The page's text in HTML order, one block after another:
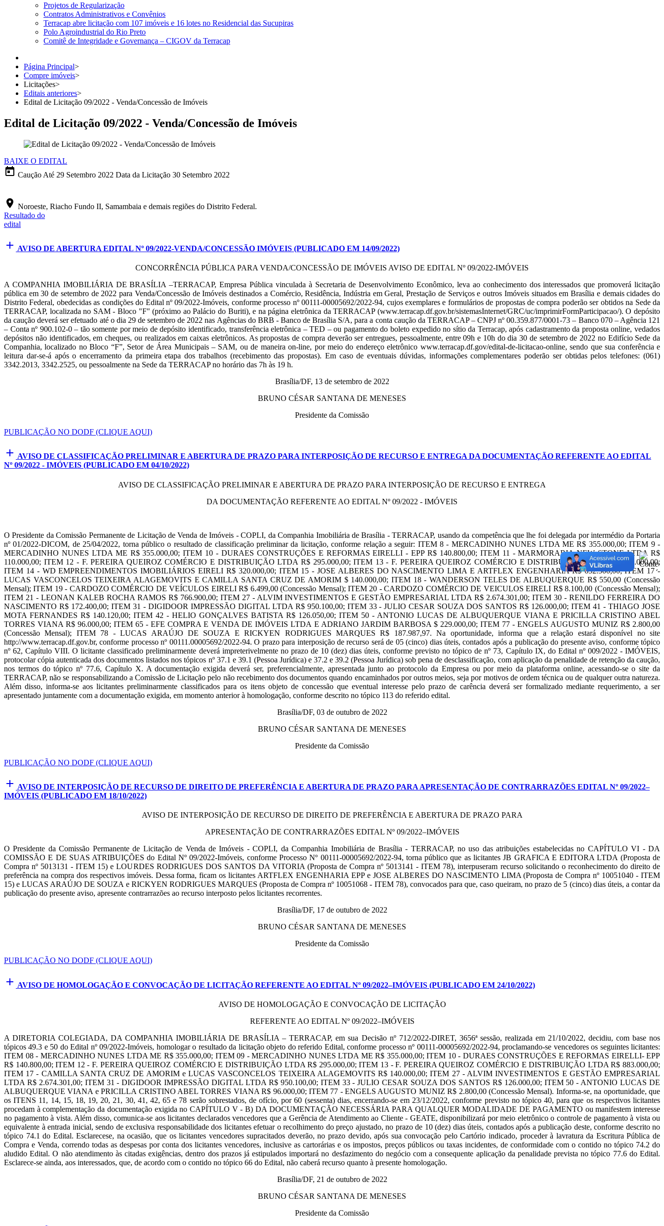
Projetos de Regularização
Contratos Administrativos e Convênios
Terracap abre licitação com 107 imóveis e 16 lotes no Residencial das Sucupiras
Polo Agroindustrial do Rio Preto
Comitê de Integridade e Governança – CIGOV da Terracap
Página Principal>
Compre imóveis>
Licitações>
Editais anteriores>
Edital de Licitação 09/2022 - Venda/Concessão de Imóveis
Edital de Licitação 09/2022 - Venda/Concessão de Imóveis
BAIXE O EDITAL
today Caução Até 29 Setembro 2022 Data da Licitação 30 Setembro 2022
location_on Noroeste, Riacho Fundo II, Samambaia e demais regiões do Distrito Federal.
Resultado do
edital
add AVISO DE ABERTURA EDITAL Nº 09/2022-VENDA/CONCESSÃO IMÓVEIS (PUBLICADO EM 14/09/2022)
CONCORRÊNCIA PÚBLICA PARA VENDA/CONCESSÃO DE IMÓVEIS AVISO DE EDITAL Nº 09/2022-IMÓVEIS
A COMPANHIA IMOBILIÁRIA DE BRASÍLIA –TERRACAP, Empresa Pública vinculada à Secretaria de Desenvolvimento Econômico, leva ao conhecimento dos interessados que promoverá licitação
pública em 30 de setembro de 2022 para Venda/Concessão de Imóveis destinados a Comércio, Residência, Indústria em Geral, Prestação de Serviços e outros Imóveis situados em Brasília e demais cidades do
Distrito Federal, obedecidas as condições do Edital nº 09/2022-Imóveis, conforme processo nº 00111-00005692/2022-94, cujos exemplares e formulários de propostas de compra poderão ser obtidos na Sede da
TERRACAP, localizada no SAM - Bloco "F" (próximo ao Palácio do Buriti), e na página eletrônica da TERRACAP (www.terracap.df.gov.br/sistemasInternet/GRC/uc/imprimirFormParticipacao/). O depósito
da caução deverá ser efetuado até o dia 29 de setembro de 2022 nas Agências do BRB - Banco de Brasília S/A, para a conta caução da TERRACAP – CNPJ nº 00.359.877/0001-73 – Banco 070 – Agência 121
– Conta nº 900.102-0 – tão somente por meio de depósito identificado, transferência eletrônica – TED – ou pagamento do boleto expedido no sítio da Terracap, após cadastramento da proposta online, vedados
depósitos não identificados, em cheques, ou realizados em caixas eletrônicos. As propostas de compra deverão ser entregues, pessoalmente, entre 09h e 10h do dia 30 de setembro de 2022 no Edifício Sede da
Companhia, localizado no Bloco “F”, Setor de Área Municipais – SAM, ou de maneira on-line, por meio do endereço eletrônico www.terracap.df.gov/edital-de-licitacao-online, sendo que sua conferência e
leitura dar-se-á após o encerramento da primeira etapa dos trabalhos (recebimento das propostas). Em caso de eventuais dúvidas, informações complementares poderão ser obtidas pelos telefones: (061)
3342.2013, 3342.2525, ou pessoalmente na Sede da TERRACAP no horário das 7h às 19 h.
Brasília/DF, 13 de setembro de 2022
BRUNO CÉSAR SANTANA DE MENESES
Presidente da Comissão
PUBLICAÇÃO NO DODF (CLIQUE AQUI)
add AVISO DE CLASSIFICAÇÃO PRELIMINAR E ABERTURA DE PRAZO PARA INTERPOSIÇÃO DE RECURSO E ENTREGA DA DOCUMENTAÇÃO REFERENTE AO EDITAL
Nº 09/2022 - IMÓVEIS (PUBLICADO EM 04/10/2022)
AVISO DE CLASSIFICAÇÃO PRELIMINAR E ABERTURA DE PRAZO PARA INTERPOSIÇÃO DE RECURSO E ENTREGA
DA DOCUMENTAÇÃO REFERENTE AO EDITAL Nº 09/2022 - IMÓVEIS
O Presidente da Comissão Permanente de Licitação de Venda de Imóveis - COPLI, da Companhia Imobiliária de Brasília - TERRACAP, usando da competência que lhe foi delegada por intermédio da Portaria
nº 01/2022-DICOM, de 25/04/2022, torna público o resultado de classificação preliminar da licitação, conforme relação a seguir: ITEM 8 - MERCADINHO NUNES LTDA ME R$ 355.000,00; ITEM 9 -
MERCADINHO NUNES LTDA ME R$ 355.000,00; ITEM 10 - DURAES CONSTRUÇÕES E REFORMAS EIRELLI - EPP R$ 140.800,00; ITEM 11 - MARMORARIA NEW STONE LTDA R$
110.000,00; ITEM 12 - F. PEREIRA QUEIROZ COMÉRCIO E DISTRIBUIÇÃO LTDA R$ 295.000,00; ITEM 13 - F. PEREIRA QUEIROZ COMÉRCIO E DISTRIBUIÇÃO LTDA R$ 883.000,00;
ITEM 14 - WD EMPREENDIMENTOS IMOBILIÁRIOS EIRELI R$ 320.000,00; ITEM 15 - JOSE ALBERES DO NASCIMENTO LIMA E ARTFLEX ENGENHARIA R$ 652.500,00; ITEM 17 -
LUCAS VASCONCELOS TEIXEIRA ALAGEMOVITS E CAMILLA SANTA CRUZ DE AMORIM $ 140.000,00; ITEM 18 - WANDERSON TELES DE ALBUQUERQUE R$ 550,00 (Concessão
Mensal); ITEM 19 - CARDOZO COMÉRCIO DE VEÍCULOS EIRELI R$ 6.499,00 (Concessão Mensal); ITEM 20 - CARDOZO COMÉRCIO DE VEICULOS EIRELI R$ 8.100,00 (Concessão Mensal);
ITEM 21 - LEONAN KALEB ROCHA RAMOS R$ 766.900,00; ITEM 27 - ALVIM INVESTIMENTOS E GESTÃO EMPRESARIAL LTDA R$ 2.674.301,00; ITEM 30 - RENILDO FERREIRA DO
NASCIMENTO R$ 172.400,00; ITEM 31 - DIGIDOOR IMPRESSÃO DIGITAL LTDA R$ 950.100,00; ITEM 33 - JULIO CESAR SOUZA DOS SANTOS R$ 126.000,00; ITEM 41 - THIAGO JOSE
MOTA FERNANDES R$ 140.120,00; ITEM 42 - HELIO GONÇALVES BATISTA R$ 126.050,00; ITEM 50 - ANTONIO LUCAS DE ALBUQUERQUE VIANA E PRICILLA CRISTINO ABEL
TORRES VIANA R$ 96.000,00; ITEM 65 - EFE COMPRA E VENDA DE IMÓVEIS LTDA E ADRIANO JARDIM BARBOSA $ 229.000,00; ITEM 77 - ENGELS AUGUSTO MUNIZ R$ 2.800,00
(Concessão Mensal); ITEM 78 - LUCAS ARAÚJO DE SOUZA E RICKYEN RODRIGUES MARQUES R$ 187.987,97. Na oportunidade, informa que a relação estará disponível no site
http://www.terracap.df.gov.br, conforme processo nº 00111.00005692/2022-94. O prazo para interposição de recurso será de 05 (cinco) dias úteis, contados após a publicação do presente aviso, conforme tópico
nº 62, Capítulo VIII. O licitante classificado preliminarmente deverá impreterivelmente no prazo de 10 (dez) dias úteis, conforme previsto no tópico de nº 73, Capítulo IX, do Edital nº 009/2022 - IMÓVEIS,
protocolar cópia autenticada dos documentos listados nos tópicos nº 37.1 e 39.1 (Pessoa Jurídica) e 37.2 e 39.2 (Pessoa Jurídica) sob pena de desclassificação, com aplicação da penalidade de retenção da caução,
nos termos do tópico nº 77.6, Capítulo X. A documentação exigida deverá ser, preferencialmente, apresentada junto ao protocolo da Empresa ou por meio da plataforma online, acessando-se o site da
TERRACAP, não se responsabilizando a Comissão de Licitação pelo não recebimento dos documentos quando encaminhados por outros meios, seja por motivos de ordem técnica ou de qualquer outra natureza.
Além disso, informa-se aos licitantes preliminarmente classificados para os itens objeto de concessão que eventual interesse pelo prazo de carência deverá ser formalizado mediante requerimento, a ser
apresentado juntamente com a documentação exigida, em momento anterior à homologação, conforme descrito no tópico 113 do referido edital.
Brasília/DF, 03 de outubro de 2022
BRUNO CÉSAR SANTANA DE MENESES
Presidente da Comissão
PUBLICAÇÃO NO DODF (CLIQUE AQUI)
add AVISO DE INTERPOSIÇÃO DE RECURSO DE DIREITO DE PREFERÊNCIA E ABERTURA DE PRAZO PARA APRESENTAÇÃO DE CONTRARRAZÕES EDITAL Nº 09/2022–
IMÓVEIS (PUBLICADO EM 18/10/2022)
AVISO DE INTERPOSIÇÃO DE RECURSO DE DIREITO DE PREFERÊNCIA E ABERTURA DE PRAZO PARA
APRESENTAÇÃO DE CONTRARRAZÕES EDITAL Nº 09/2022–IMÓVEIS
O Presidente da Comissão Permanente de Licitação de Venda de Imóveis - COPLI, da Companhia Imobiliária de Brasília - TERRACAP, no uso das atribuições estabelecidas no CAPÍTULO VI - DA
COMISSÃO E DE SUAS ATRIBUIÇÕES do Edital Nº 09/2022-Imóveis, conforme Processo Nº 00111-00005692/2022-94, torna público que as licitantes JB GRAFICA E EDITORA LTDA (Proposta de
Compra nº 5013131 - ITEM 15) e LOURDES RODRIGUES DOS SANTOS DA VITORIA (Proposta de Compra nº 5013141 - ITEM 78), interpuseram recurso solicitando o reconhecimento do direito de
preferência na compra dos respectivos imóveis. Dessa forma, ficam os licitantes ARTFLEX ENGENHARIA EPP e JOSE ALBERES DO NASCIMENTO LIMA (Proposta de Compra nº 10051040 - ITEM
15) e LUCAS ARAÚJO DE SOUZA e RICKYEN RODRIGUES MARQUES (Proposta de Compra nº 10051068 - ITEM 78), convocados para que, caso queiram, no prazo de 5 (cinco) dias úteis, a contar da
publicação do presente aviso, apresente contrarrazões ao recurso interposto pelos licitantes recorrentes.
Brasília/DF, 17 de outubro de 2022
BRUNO CÉSAR SANTANA DE MENESES
Presidente da Comissão
PUBLICAÇÃO NO DODF (CLIQUE AQUI)
add AVISO DE HOMOLOGAÇÃO E CONVOCAÇÃO DE LICITAÇÃO REFERENTE AO EDITAL Nº 09/2022–IMÓVEIS (PUBLICADO EM 24/10/2022)
AVISO DE HOMOLOGAÇÃO E CONVOCAÇÃO DE LICITAÇÃO
REFERENTE AO EDITAL Nº 09/2022–IMÓVEIS
A DIRETORIA COLEGIADA, DA COMPANHIA IMOBILIÁRIA DE BRASÍLIA – TERRACAP, em sua Decisão nº 712/2022-DIRET, 3656ª sessão, realizada em 21/10/2022, decidiu, com base nos
tópicos 49.3 e 50 do Edital nº 09/2022-Imóveis, homologar o resultado da licitação objeto do referido Edital, conforme processo nº 00111-00005692/2022-94, proclamando-se vencedores os seguintes licitantes:
ITEM 08 - MERCADINHO NUNES LTDA ME R$ 355.000,00; ITEM 09 - MERCADINHO NUNES LTDA ME R$ 355.000,00; ITEM 10 - DURAES CONSTRUÇÕES E REFORMAS EIRELLI- EPP
R$ 140.800,00; ITEM 12 - F. PEREIRA QUEIROZ COMÉRCIO E DISTRIBUIÇÃO LTDA R$ 295.000,00; ITEM 13 - F. PEREIRA QUEIROZ COMÉRCIO E DISTRIBUIÇÃO LTDA R$ 883.000,00;
ITEM 17 - CAMILLA SANTA CRUZ DE AMORIM e LUCAS VASCONCELOS TEIXEIRA ALAGEMOVITS R$ 140.000,00; ITEM 27 - ALVIM INVESTIMENTOS E GESTÃO EMPRESARIAL
LTDA R$ 2.674.301,00; ITEM 31 - DIGIDOOR IMPRESSÃO DIGITAL LTDA R$ 950.100,00; ITEM 33 - JULIO CESAR SOUZA DOS SANTOS R$ 126.000,00; ITEM 50 - ANTONIO LUCAS DE
ALBUQUERQUE VIANA e PRICILLA CRISTINO ABEL TORRES VIANA R$ 96.000,00; ITEM 77 - ENGELS AUGUSTO MUNIZ R$ 2.800,00 (Concessão Mensal). Informa-se, na oportunidade, que
os ITENS 11, 14, 15, 18, 19, 20, 21, 30, 41, 42, 65 e 78 serão sobrestados, de ofício, por 60 (sessenta) dias, encerrando-se em 23/12/2022, conforme previsto no tópico 40, para que os respectivos licitantes
procedam à complementação da documentação exigida no CAPÍTULO V - B) DA DOCUMENTAÇÃO NECESSÁRIA PARA QUALQUER MODALIDADE DE PAGAMENTO ou manifestem interesse
no pagamento à vista. Além disso, comunica-se aos licitantes declarados vencedores que a Gerência de Atendimento ao Cliente - GEATE, disponibilizará por meio eletrônico o controle de pagamento à vista ou
equivalente à entrada inicial, sendo de exclusiva responsabilidade dos licitantes efetuar o recolhimento do preço ajustado, no prazo de 10 (dez) dias úteis, contados após a publicação deste, conforme descrito no
tópico 74.1 do Edital. Esclarecese, na ocasião, que os licitantes vencedores supracitados deverão, no prazo devido, após sua convocação pelo Cartório indicado, proceder à lavratura da Escritura Pública de
Compra e Venda, correndo todas as despesas por conta dos licitantes vencedores, inclusive as cartorárias e os impostos, preços públicos ou taxas incidentes, de conformidade com o contido no tópico 74.2 do
aludido Edital. O não atendimento às citadas exigências, dentro dos prazos já estipulados importará no desfazimento do negócio com a consequente aplicação da penalidade prevista no tópico 77.6 do Edital.
Esclarece-se ainda, aos interessados, que, de acordo com o contido no tópico 66 do Edital, não caberá recurso quanto à presente homologação.
Brasília/DF, 21 de outubro de 2022
BRUNO CÉSAR SANTANA DE MENESES
Presidente da Comissão